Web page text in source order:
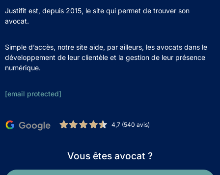
Justifit est, depuis 2015, le site qui permet de trouver son
avocat.
Simple d’accès, notre site aide, par ailleurs, les avocats dans le
développement de leur clientèle et la gestion de leur présence
numérique.
[email protected]
4,7 (540 avis)
Vous êtes avocat ?